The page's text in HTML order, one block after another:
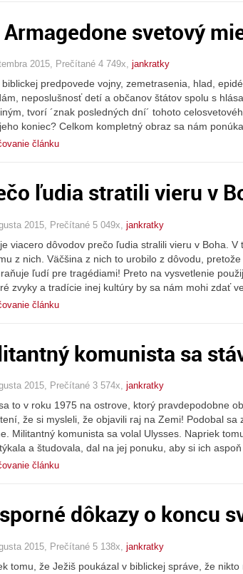
Armagedone svetový
2015, Prečítané 4 749x, jankratky
biblickej predpovede vojny, zemetrasenia, hlad,
neposlušnosť detí a občanov štátov spolu s
tvorí ´znak posledných dní´ tohoto
koniec? Celkom kompletný obraz sa nám
článku
ľudia stratili vieru v
2015, Prečítané 5 049x, jankratky
viacero dôvodov prečo ľudia stralili vieru v Boha.
z nich. Väčšina z nich to urobilo z dôvodu,
ľudí pre tragédiami! Preto na vysvetlenie
zvyky a tradície inej kultúry by sa nám mohi zdať
článku
komunista sa
2015, Prečítané 3 574x, jankratky
to v roku 1975 na ostrove, ktorý pravdepodobne
že si mysleli, že objavili raj na Zemi! Podobal
Militantný komunista sa volal Ulysses. Napriek
a študovala, dal na jej ponuku, aby si ich
článku
dôkazy o koncu
2015, Prečítané 5 138x, jankratky
tomu, že Ježiš poukázal v biblickej správe, že